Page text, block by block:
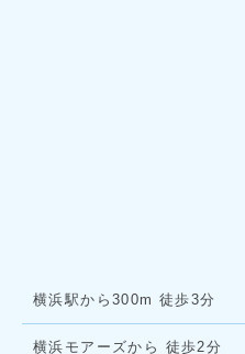
横浜駅から300m 徒歩3分
横浜モアーズから 徒歩2分